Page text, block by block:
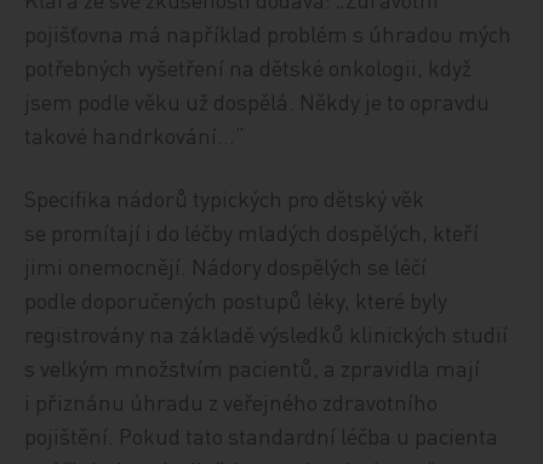
pojišťovna má například problém s úhradou mých
potřebných vyšetření na dětské onkologii, když
jsem podle věku už dospělá. Někdy je to opravdu
takové handrkování…“
Specifika nádorů typických pro dětský věk
se promítají i do léčby mladých dospělých, kteří
jimi onemocnějí. Nádory dospělých se léčí
podle doporučených postupů léky, které byly
registrovány na základě výsledků klinických studií
s velkým množstvím pacientů, a zpravidla mají
i přiznánu úhradu z veřejného zdravotního
pojištění. Pokud tato standardní léčba u pacienta